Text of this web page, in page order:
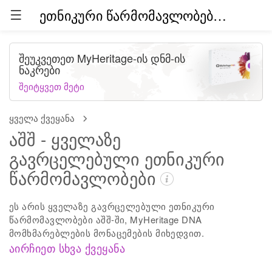
ეთნიკური წარმომავლობები მთელ მსოფლიოში (ბეტა)
ყველა ქვეყანა
აშშ - ყველაზე
გავრცელებული ეთნიკური
წარმომავლობები
ეს არის ყველაზე გავრცელებული ეთნიკური
წარმომავლობები აშშ-ში, MyHeritage DNA
მომხმარებლების მონაცემების მიხედვით.
აირჩიეთ სხვა ქვეყანა
შეუკვეთეთ MyHeritage-ის დნმ-ის
ნაკრები
შეიტყვეთ მეტი